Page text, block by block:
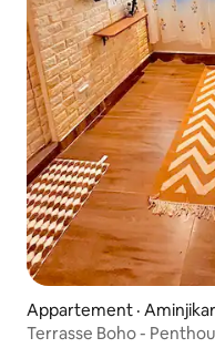
Appartement ·
Terrasse Boho -